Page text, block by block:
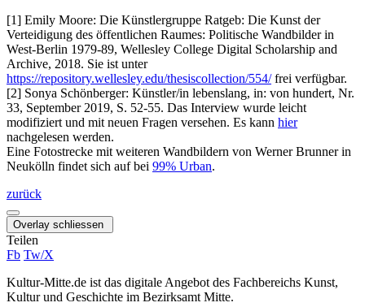
[1] Emily Moore: Die Künstlergruppe Ratgeb: Die Kunst der
Verteidigung des öffentlichen Raumes: Politische Wandbilder in
West-Berlin 1979-89, Wellesley College Digital Scholarship and
Archive, 2018. Sie ist unter
https://repository.wellesley.edu/thesiscollection/554/frei verfügbar.
[2] Sonya Schönberger: Künstler/in lebenslang, in: von hundert, Nr.
33, September 2019, S. 52-55. Das Interview wurde leicht
modifiziert und mit neuen Fragen versehen. Es kann hier
nachgelesen werden.
Eine Fotostrecke mit weiteren Wandbildern von Werner Brunner in
Neukölln findet sich auf bei 99% Urban.
zurück
Overlay schliessen
Teilen
Fb Tw/X
Kultur-Mitte.de ist das digitale Angebot des Fachbereichs Kunst,
Kultur und Geschichte im Bezirksamt Mitte.